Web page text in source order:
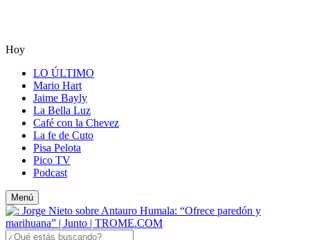
Hoy
LO ÚLTIMO
Mario Hart
Jaime Bayly
La Bella Luz
Café con la Chevez
La fe de Cuto
Pisa Pelota
Pico TV
Podcast
Menú